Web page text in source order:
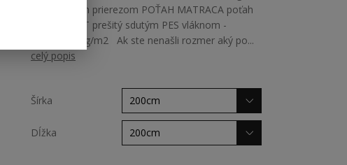
a špeciálnym prierezom POŤAH MATRACA poťah
GREENFIRST prešitý sdutým PES vláknom -
gramáž 200g/m2 Ak ste nenašli rozmer aký po...
celý popis
Šírka
Dĺžka